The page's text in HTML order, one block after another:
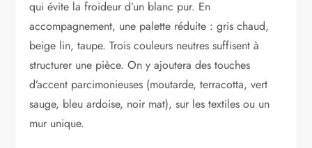
qui évite la froideur d’un blanc pur. En
accompagnement, une palette réduite : gris chaud,
beige lin, taupe. Trois couleurs neutres suffisent à
structurer une pièce. On y ajoutera des touches
d’accent parcimonieuses (moutarde, terracotta, vert
sauge, bleu ardoise, noir mat), sur les textiles ou un
mur unique.